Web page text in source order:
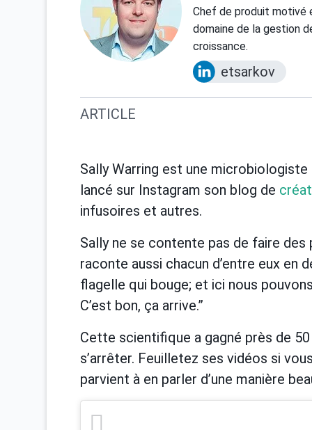
Chef de produit motivé
domaine de la gestion
croissance.
etsarkov
ARTICLE
Sally Warring est une microbiologiste
lancé sur Instagram son blog de
infusoires et autres.
Sally ne se contente pas de faire des
raconte aussi chacun d’entre eux en
flagelle qui bouge; et ici nous
C’est bon, ça arrive.”
Cette scientifique a gagné près de
s’arrêter. Feuilletez ses vidéos si
parvient à en parler d’une manière